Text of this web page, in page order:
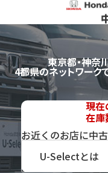
東京都・神奈
4都県のネットワーク
現在
在庫
お近くのお店に中
U-Selectとは